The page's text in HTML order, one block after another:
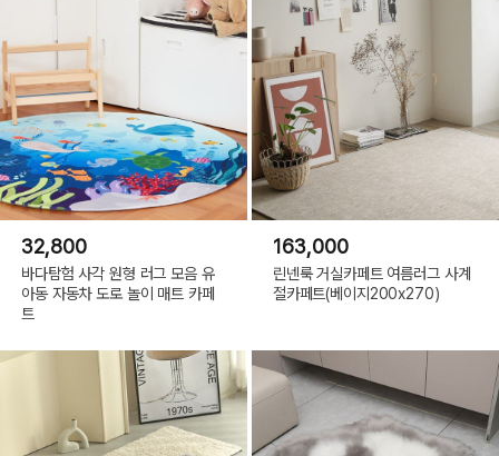
32,800
바다탐험 사각 원형 러그 모음 유
아동 자동차 도로 놀이 매트 카페
트
163,000
린넨룩 거실카페트 여름러그 사계
절카페트(베이지200x270)